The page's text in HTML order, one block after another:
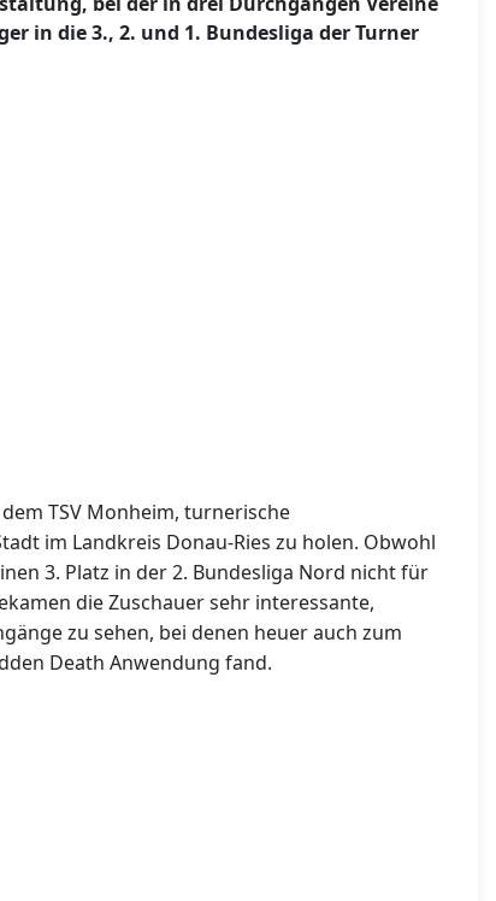
in die 3., 2. und 1. Bundesliga der Turner
TSV Monheim, turnerische
im Landkreis Donau-Ries zu holen. Obwohl
3. Platz in der 2. Bundesliga Nord nicht für
die Zuschauer sehr interessante,
zu sehen, bei denen heuer auch zum
Death Anwendung fand.